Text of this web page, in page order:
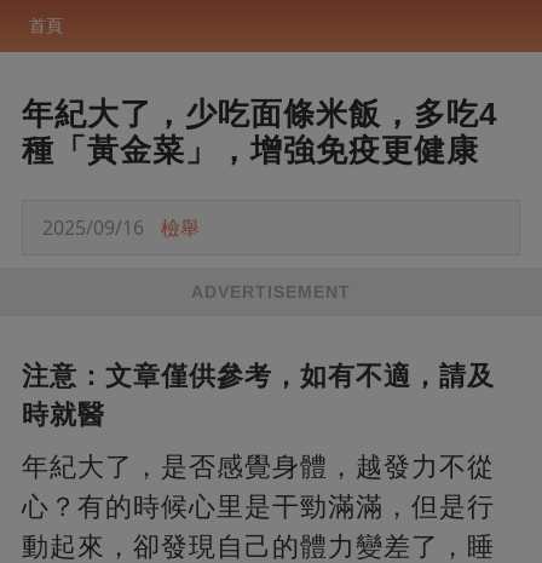
首頁
年紀大了，少吃面條米飯，多吃4
種「黃金菜」，增強免疫更健康
2025/09/16 檢舉
ADVERTISEMENT
注意：文章僅供參考，如有不適，請及
時就醫
年紀大了，是否感覺身體，越發力不從
心？有的時候心里是干勁滿滿，但是行
動起來，卻發現自己的體力變差了，睡